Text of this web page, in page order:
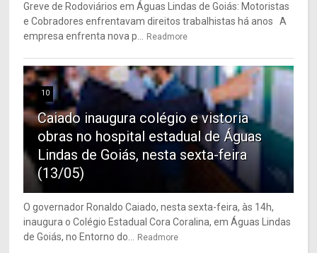
Greve de Rodoviários em Águas Lindas de Goiás: Motoristas
e Cobradores enfrentavam direitos trabalhistas há anos A
empresa enfrenta nova p... Readmore
10
Caiado inaugura colégio e vistoria
obras no hospital estadual de Águas
Lindas de Goiás, nesta sexta-feira
(13/05)
O governador Ronaldo Caiado, nesta sexta-feira, às 14h,
inaugura o Colégio Estadual Cora Coralina, em Águas Lindas
de Goiás, no Entorno do... Readmore